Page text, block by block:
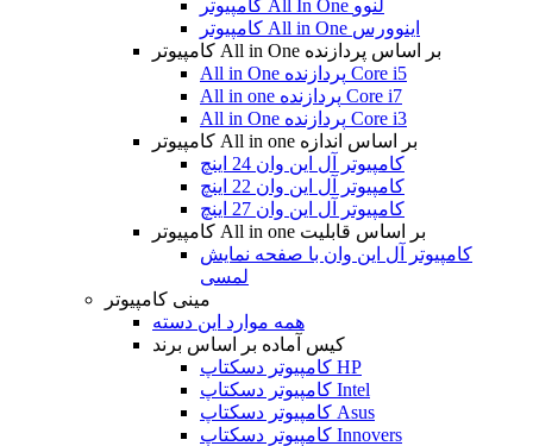
کامپیوتر All In One لنوو
کامپیوتر All in One اینوورس
کامپیوتر All in One بر اساس پردازنده
All in One پردازنده Core i5
All in one پردازنده Core i7
All in One پردازنده Core i3
کامپیوتر All in one بر اساس اندازه
کامپیوتر آل این وان 24 اینچ
کامپیوتر آل این وان 22 اینچ
کامپیوتر آل این وان 27 اینچ
کامپیوتر All in one بر اساس قابلیت
کامپیوتر آل این وان با صفحه نمایش
لمسی
مینی کامپیوتر
همه موارد این دسته
کیس آماده بر اساس برند
کامپیوتر دسکتاپ HP
کامپیوتر دسکتاپ Intel
کامپیوتر دسکتاپ Asus
کامپیوتر دسکتاپ Innovers